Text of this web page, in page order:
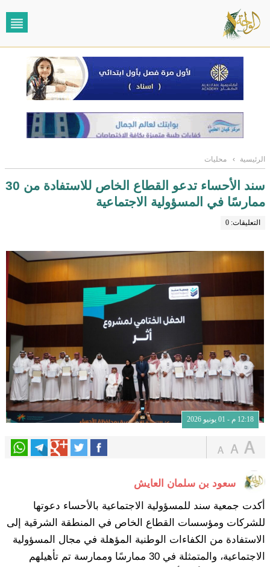
الرئيسية › محليات
سند الأحساء تدعو القطاع الخاص للاستفادة من 30
ممارسًا في المسؤولية الاجتماعية
التعليقات: 0
12:18 م - 01 يونيو 2026
سعود بن سلمان العايش
أكدت جمعية سند للمسؤولية الاجتماعية بالأحساء دعوتها
للشركات ومؤسسات القطاع الخاص في المنطقة الشرقية إلى
الاستفادة من الكفاءات الوطنية المؤهلة في مجال المسؤولية
الاجتماعية، والمتمثلة في 30 ممارسًا وممارسة تم تأهيلهم